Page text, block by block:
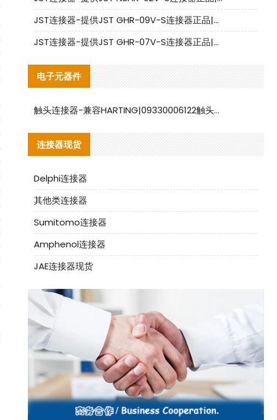
JST连接器-提供JST GHR-09V-S连接器正品|替代品
JST连接器-提供JST GHR-07V-S连接器正品|替代品
电子元器件
触头连接器-兼容HARTING|09330006122触头连接器替代品说明
连接器现货
Delphi连接器
其他类连接器
Sumitomo连接器
Amphenol连接器
JAE连接器现货